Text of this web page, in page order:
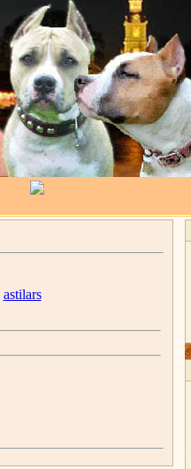
astilars